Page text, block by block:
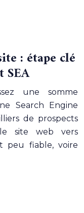
: étape clé
SEA
une somme
Search Engine
de prospects
le site web vers
peu fiable, voire